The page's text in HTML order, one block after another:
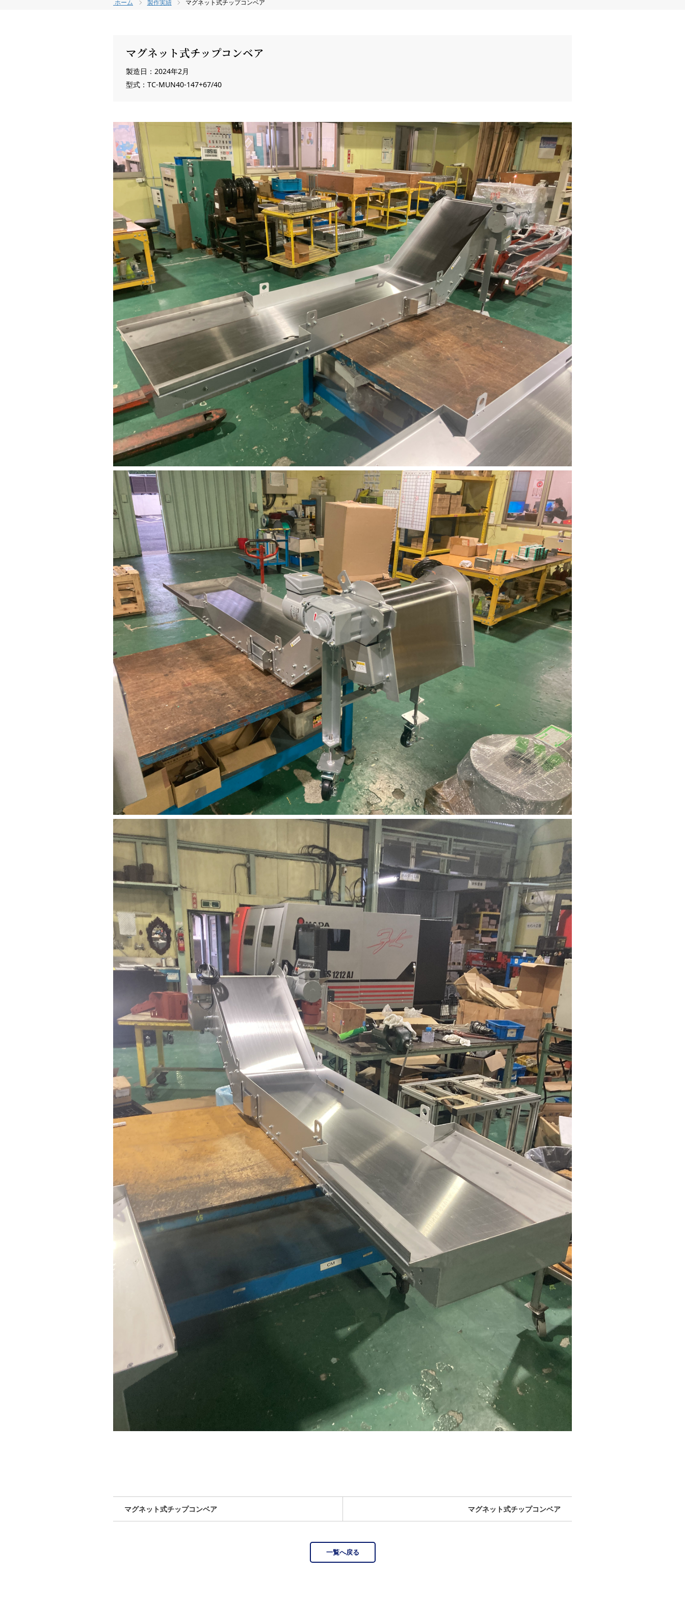
ホーム 製作実績 マグネット式チップコンベア
マグネット式チップコンベア
製造日：2024年2月
型式：TC-MUN40-147+67/40
マグネット式チップコンベア マグネット式チップコンベア
一覧へ戻る